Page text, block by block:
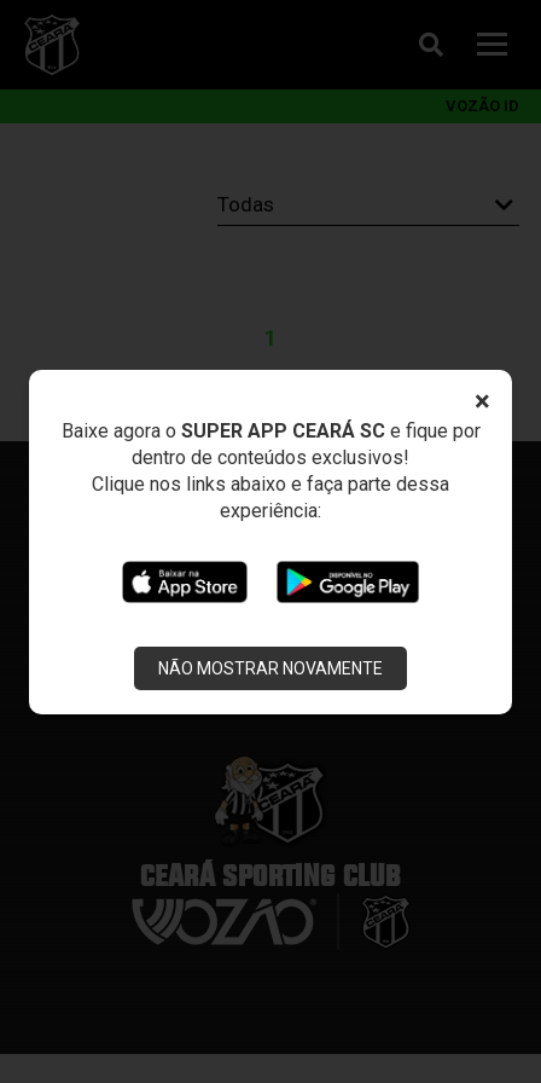
×
Baixe agora o SUPER APP CEARÁ SCe fique por
dentro de conteúdos exclusivos!
Clique nos links abaixo e faça parte dessa
experiência:
NÃO MOSTRAR NOVAMENTE
VOZÃO ID
1
CEARÁ SPORTING CLUB